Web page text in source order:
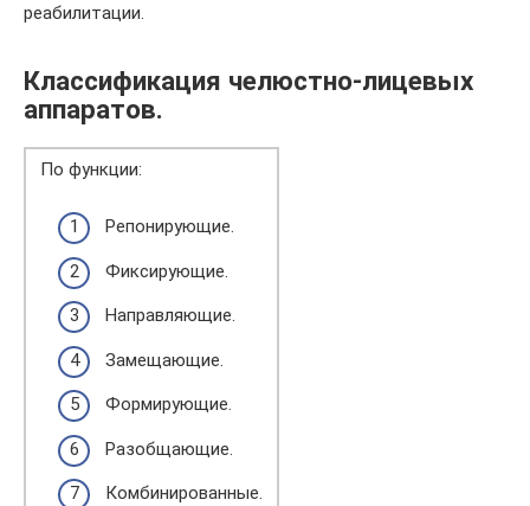
реабилитации.
Классификация челюстно-лицевых
аппаратов.
По функции:
Репонирующие.
Фиксирующие.
Направляющие.
Замещающие.
Формирующие.
Разобщающие.
Комбинированные.